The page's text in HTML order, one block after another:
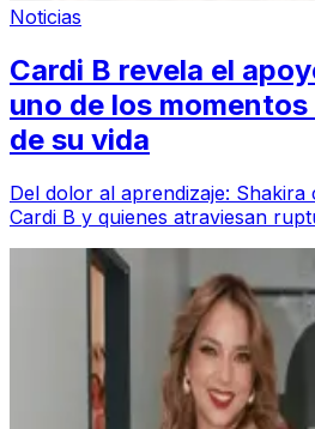
Noticias
Cardi B revela el
uno de los
de su vida
Del dolor al aprendizaje:
Cardi B y quienes atraviesan